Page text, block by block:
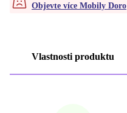
Objevte více Mobily Doro
Vlastnosti produktu